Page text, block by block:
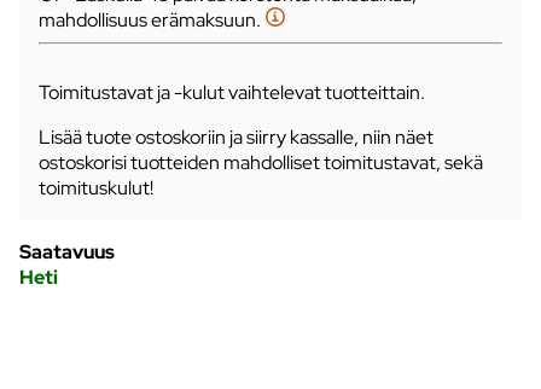
mahdollisuus erämaksuun.
Toimitustavat ja -kulut vaihtelevat tuotteittain.
Lisää tuote ostoskoriin ja siirry kassalle, niin näet
ostoskorisi tuotteiden mahdolliset toimitustavat, sekä
toimituskulut!
Saatavuus
Heti